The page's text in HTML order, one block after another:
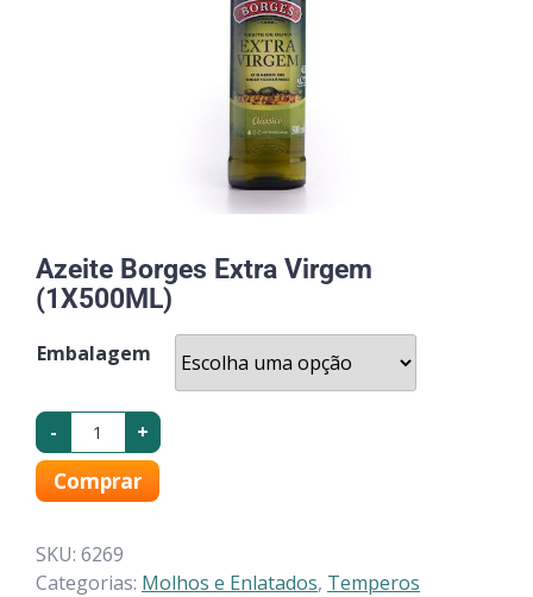
Azeite Borges Extra Virgem
(1X500ML)
Embalagem
- +
Comprar
SKU: 6269
Categorias: Molhos e Enlatados, Temperos